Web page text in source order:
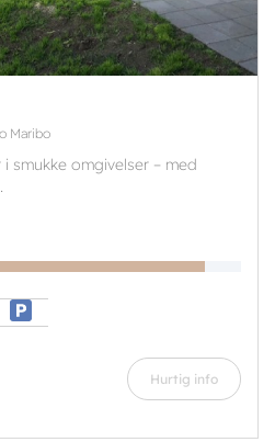
Maribo
smukke omgivelser – med
Hurtig info